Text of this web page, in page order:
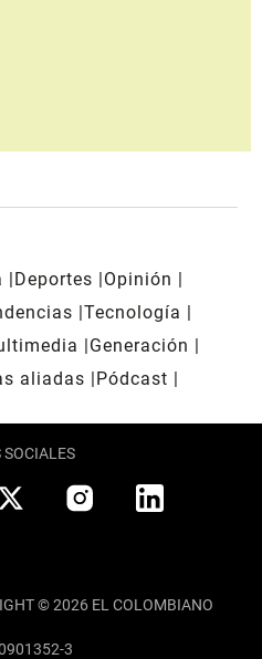
Deportes
Opinión
Tecnología
Generación
aliadas
Pódcast
SOCIALES
© 2026 EL COLOMBIANO
3